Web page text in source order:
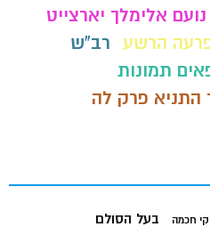
נועם אלימלך יארצייט
הרשע רב"ש
תמונות
התניא פרק לה
חכמה בעל הסולם